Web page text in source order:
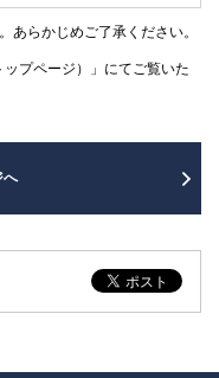
あらかじめご了承ください。
プページ）」にてご覧いた
へ